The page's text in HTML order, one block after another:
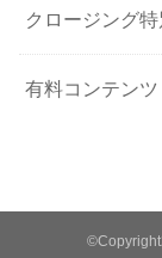
クロージング
有料コンテンツ